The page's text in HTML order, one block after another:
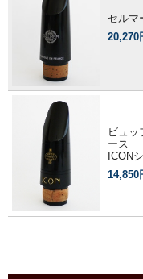
セルマ
20,270
ビュ
ース
ICON
14,850